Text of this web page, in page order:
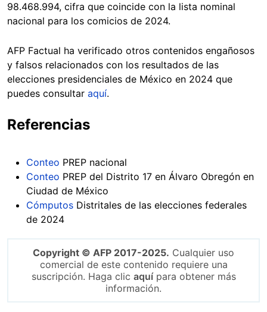
98.468.994, cifra que coincide con la lista nominal
nacional para los comicios de 2024.
AFP Factual ha verificado otros contenidos engañosos
y falsos relacionados con los resultados de las
elecciones presidenciales de México en 2024 que
puedes consultar aquí.
Referencias
Conteo PREP nacional
Conteo PREP del Distrito 17 en Álvaro Obregón en
Ciudad de México
Cómputos Distritales de las elecciones federales
de 2024
Copyright © AFP 2017-2025. Cualquier uso
comercial de este contenido requiere una
suscripción. Haga clic aquípara obtener más
información.